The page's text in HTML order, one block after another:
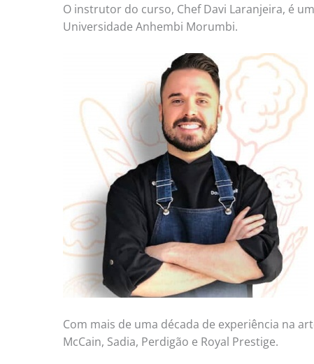
O instrutor do curso, Chef Davi Laranjeira, é
Universidade Anhembi Morumbi.
Com mais de uma década de experiência na
McCain, Sadia, Perdigão e Royal Prestige.